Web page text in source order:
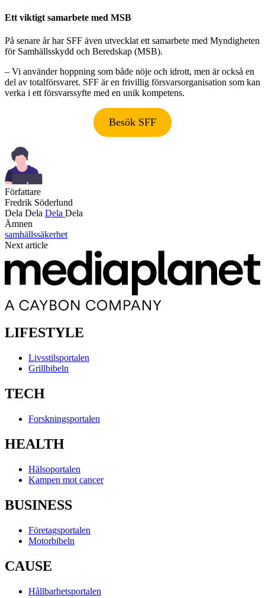
Ett viktigt samarbete med MSB
På senare år har SFF även utvecklat ett samarbete med Myndigheten
för Samhällsskydd och Beredskap (MSB).
– Vi använder hoppning som både nöje och idrott, men är också en
del av totalförsvaret. SFF är en frivillig försvarsorganisation som kan
verka i ett försvarssyfte med en unik kompetens.
Besök SFF
Författare
Fredrik Söderlund
Dela Dela Dela Dela
Ämnen
samhällssäkerhet
Next article
LIFESTYLE
Livsstilsportalen
Grillbibeln
TECH
Forskningsportalen
HEALTH
Hälsoportalen
Kampen mot cancer
BUSINESS
Företagsportalen
Motorbibeln
CAUSE
Hållbarhetsportalen